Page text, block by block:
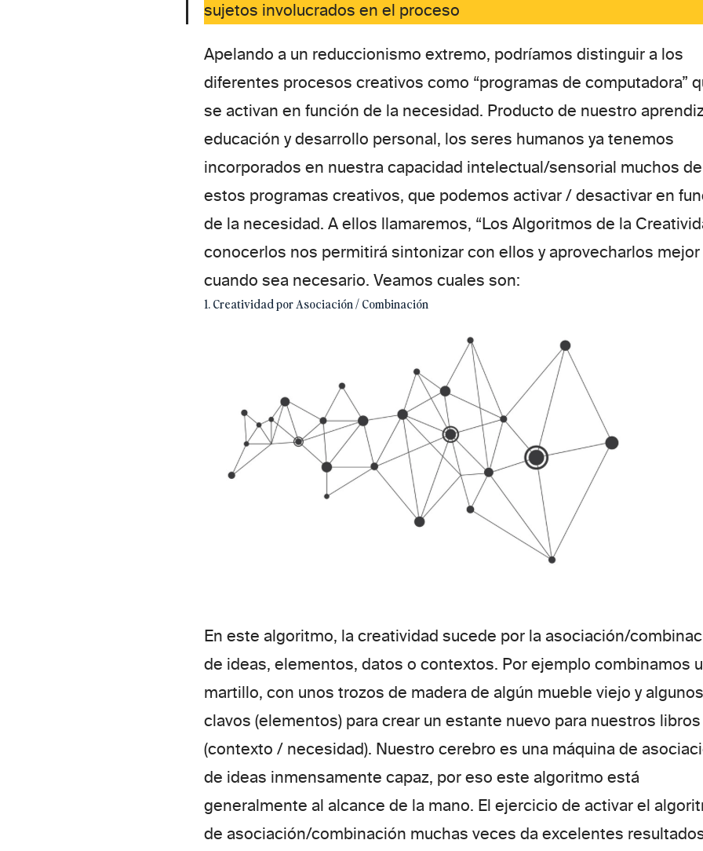
sujetos involucrados en el proceso
Apelando a un reduccionismo extremo, podríamos distinguir a los
diferentes procesos creativos como “programas de computadora”
se activan en función de la necesidad. Producto de nuestro
educación y desarrollo personal, los seres humanos ya tenemos
incorporados en nuestra capacidad intelectual/sensorial muchos de
estos programas creativos, que podemos activar / desactivar en
de la necesidad. A ellos llamaremos, “Los Algoritmos de la
conocerlos nos permitirá sintonizar con ellos y aprovecharlos mejor
cuando sea necesario. Veamos cuales son:
1. Creatividad por Asociación / Combinación
En este algoritmo, la creatividad sucede por la asociación/
de ideas, elementos, datos o contextos. Por ejemplo combinamos
martillo, con unos trozos de madera de algún mueble viejo y algunos
clavos (elementos) para crear un estante nuevo para nuestros libros
(contexto / necesidad). Nuestro cerebro es una máquina de
de ideas inmensamente capaz, por eso este algoritmo está
generalmente al alcance de la mano. El ejercicio de activar el
de asociación/combinación muchas veces da excelentes